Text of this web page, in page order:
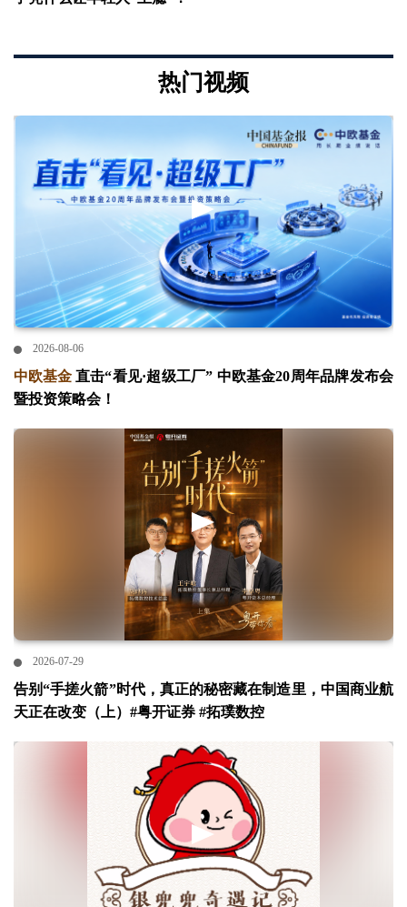
热门视频
2026-08-06
中欧基金 直击“看见·超级工厂” 中欧基金20周年品牌发布会
暨投资策略会！
2026-07-29
告别“手搓火箭”时代，真正的秘密藏在制造里，中国商业航
天正在改变（上）#粤开证券 #拓璞数控